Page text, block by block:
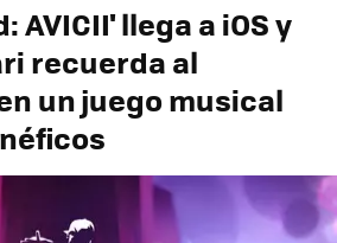
AVICII' llega a iOS y
recuerda al
un juego musical